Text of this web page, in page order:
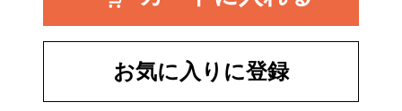
お気に入りに登録